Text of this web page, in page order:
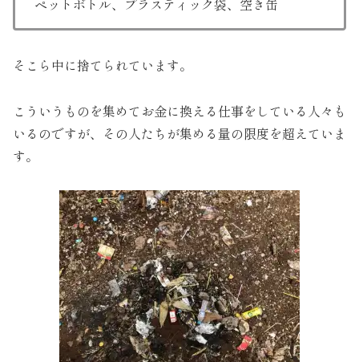
ペットボトル、プラスティック袋、空き缶
そこら中に捨てられています。
こういうものを集めてお金に換える仕事をしている人々も
いるのですが、その人たちが集める量の限度を超えていま
す。